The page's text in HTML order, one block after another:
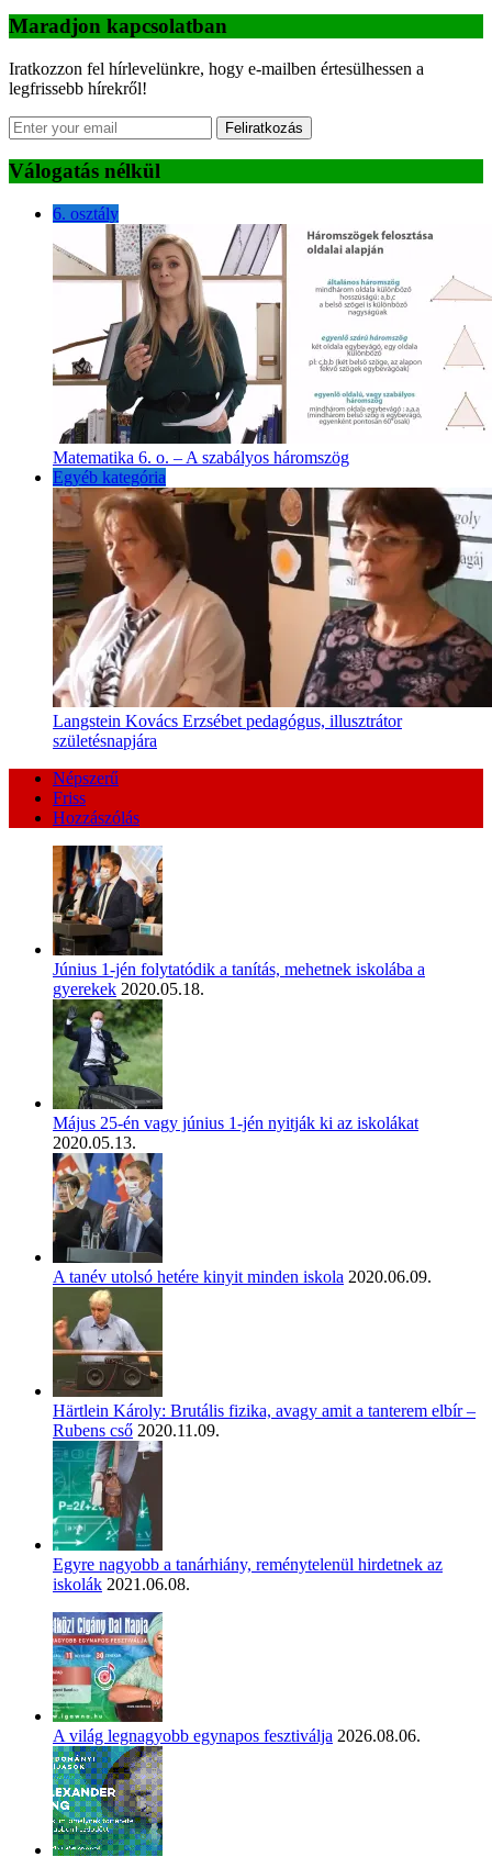
Maradjon kapcsolatban
Iratkozzon fel hírlevelünkre, hogy e-mailben értesülhessen a
legfrissebb hírekről!
Feliratkozás
Válogatás nélkül
6. osztály
Matematika 6. o. – A szabályos háromszög
Egyéb kategória
Langstein Kovács Erzsébet pedagógus, illusztrátor
születésnapjára
Népszerű
Friss
Hozzászólás
Június 1-jén folytatódik a tanítás, mehetnek iskolába a
gyerekek 2020.05.18.
Május 25-én vagy június 1-jén nyitják ki az iskolákat
2020.05.13.
A tanév utolsó hetére kinyit minden iskola 2020.06.09.
Härtlein Károly: Brutális fizika, avagy amit a tanterem elbír –
Rubens cső 2020.11.09.
Egyre nagyobb a tanárhiány, reménytelenül hirdetnek az
iskolák 2021.06.08.
A világ legnagyobb egynapos fesztiválja 2026.08.06.